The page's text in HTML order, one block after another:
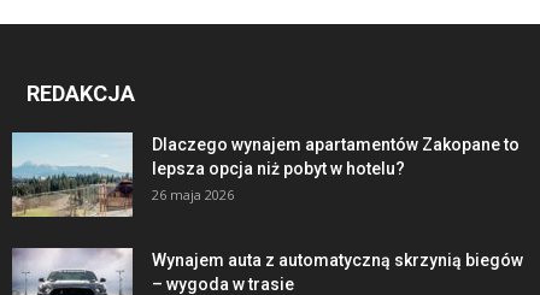
REDAKCJA
Dlaczego wynajem apartamentów Zakopane to
lepsza opcja niż pobyt w hotelu?
26 maja 2026
Wynajem auta z automatyczną skrzynią biegów
– wygoda w trasie